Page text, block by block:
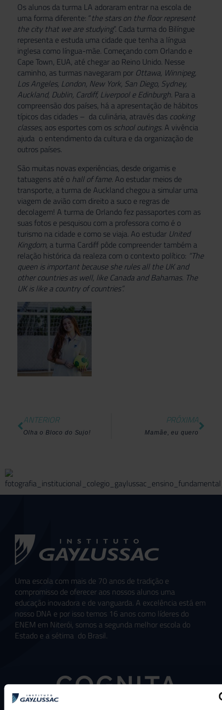
Os alunos da turma LA adoraram entrar na escola de
uma forma diferente: “the stars on the floor represent
the city that we are studying”. Cada turma do Bilíngue
representa e estuda uma cidade que tenha a língua
inglesa como língua-mãe. Começando com Orlando e
Cape Town, EUA, até chegar ao Reino Unido. Nesse
caminho, as turmas navegaram por Ottawa, Winnipeg,
Los Angeles, London, New York, San Diego, Sydney,
Auckland, Dublin, Cardiff, Liverpool e Edinburgh. Para a
compreensão dos países, há a apresentação de hábitos
típicos das cidades – da culinária, através das cooking
classes, aos esportes com os school outings. A vivência
ajuda o entendimento da cultura e da organização de
outros países.
São muitas novas experiências, desde origamis e
tatuagens até o hall of fame. Ao estudar meios de
transporte, a turma de Auckland chegou a simular uma
viagem de avião com direito a suco e regras de
decolagem! A turma de Orlando fez passaportes com as
suas fotos e pesquisou com a professora como é o
turismo na cidade e como se viaja. Ao estudar United
Kingdom, a turma Cardiff pôde compreender também a
relação histórica da realeza com o contexto político: “The
queen is important because she rules all the UK and
other countries as well, like Canada and Bahamas. The
UK is like a country of countries”.
ANTERIOR
Olha o Bloco do Sujo!
PRÓXIMA
Mamãe, eu quero
Uma escola com mais de 70 anos de tradição e
compromisso de oferecer aos nossos alunos uma
educação inovadora e de vanguarda. A excelência está em
nosso DNA e por isso temos 16 anos como líderes do
ENEM em Niterói, somos a segunda melhor escola do
Estado e a sétima do Brasil.